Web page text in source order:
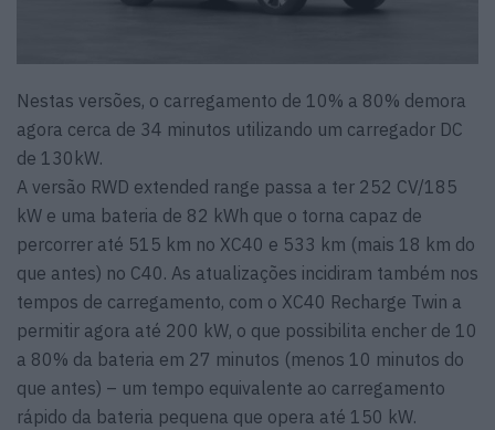
Nestas versões, o carregamento de 10% a 80% demora
agora cerca de 34 minutos utilizando um carregador DC
de 130kW.
A versão RWD extended range passa a ter 252 CV/185
kW e uma bateria de 82 kWh que o torna capaz de
percorrer até 515 km no XC40 e 533 km (mais 18 km do
que antes) no C40. As atualizações incidiram também nos
tempos de carregamento, com o XC40 Recharge Twin a
permitir agora até 200 kW, o que possibilita encher de 10
a 80% da bateria em 27 minutos (menos 10 minutos do
que antes) – um tempo equivalente ao carregamento
rápido da bateria pequena que opera até 150 kW.